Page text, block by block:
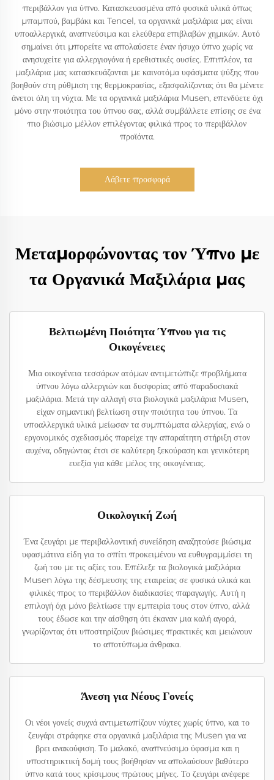
περιβάλλον για ύπνο. Κατασκευασμένα από φυσικά υλικά όπως
μπαμπού, βαμβάκι και Tencel, τα οργανικά μαξιλάρια μας είναι
υποαλλεργικά, αναπνεύσιμα και ελεύθερα επιβλαβών χημικών. Αυτό
σημαίνει ότι μπορείτε να απολαύσετε έναν ήσυχο ύπνο χωρίς να
ανησυχείτε για αλλεργιογόνα ή ερεθιστικές ουσίες. Επιπλέον, τα
μαξιλάρια μας κατασκευάζονται με καινοτόμα υφάσματα ψύξης που
βοηθούν στη ρύθμιση της θερμοκρασίας, εξασφαλίζοντας ότι θα μένετε
άνετοι όλη τη νύχτα. Με τα οργανικά μαξιλάρια Musen, επενδύετε όχι
μόνο στην ποιότητα του ύπνου σας, αλλά συμβάλλετε επίσης σε ένα
πιο βιώσιμο μέλλον επιλέγοντας φιλικά προς το περιβάλλον
προϊόντα.
Λάβετε προσφορά
Μεταμορφώνοντας τον Ύπνο με
τα Οργανικά Μαξιλάρια μας
Βελτιωμένη Ποιότητα Ύπνου για τις
Οικογένειες
Μια οικογένεια τεσσάρων ατόμων αντιμετώπιζε προβλήματα
ύπνου λόγω αλλεργιών και δυσφορίας από παραδοσιακά
μαξιλάρια. Μετά την αλλαγή στα βιολογικά μαξιλάρια Musen,
είχαν σημαντική βελτίωση στην ποιότητα του ύπνου. Τα
υποαλλεργικά υλικά μείωσαν τα συμπτώματα αλλεργίας, ενώ ο
εργονομικός σχεδιασμός παρείχε την απαραίτητη στήριξη στον
αυχένα, οδηγώντας έτσι σε καλύτερη ξεκούραση και γενικότερη
ευεξία για κάθε μέλος της οικογένειας.
Οικολογική Ζωή
Ένα ζευγάρι με περιβαλλοντική συνείδηση αναζητούσε βιώσιμα
υφασμάτινα είδη για το σπίτι προκειμένου να ευθυγραμμίσει τη
ζωή του με τις αξίες του. Επέλεξε τα βιολογικά μαξιλάρια
Musen λόγω της δέσμευσης της εταιρείας σε φυσικά υλικά και
φιλικές προς το περιβάλλον διαδικασίες παραγωγής. Αυτή η
επιλογή όχι μόνο βελτίωσε την εμπειρία τους στον ύπνο, αλλά
τους έδωσε και την αίσθηση ότι έκαναν μια καλή αγορά,
γνωρίζοντας ότι υποστηρίζουν βιώσιμες πρακτικές και μειώνουν
το αποτύπωμα άνθρακα.
Άνεση για Νέους Γονείς
Οι νέοι γονείς συχνά αντιμετωπίζουν νύχτες χωρίς ύπνο, και το
ζευγάρι στράφηκε στα οργανικά μαξιλάρια της Musen για να
βρει ανακούφιση. Το μαλακό, αναπνεύσιμο ύφασμα και η
υποστηρικτική δομή τους βοήθησαν να απολαύσουν βαθύτερο
ύπνο κατά τους κρίσιμους πρώτους μήνες. Το ζευγάρι ανέφερε